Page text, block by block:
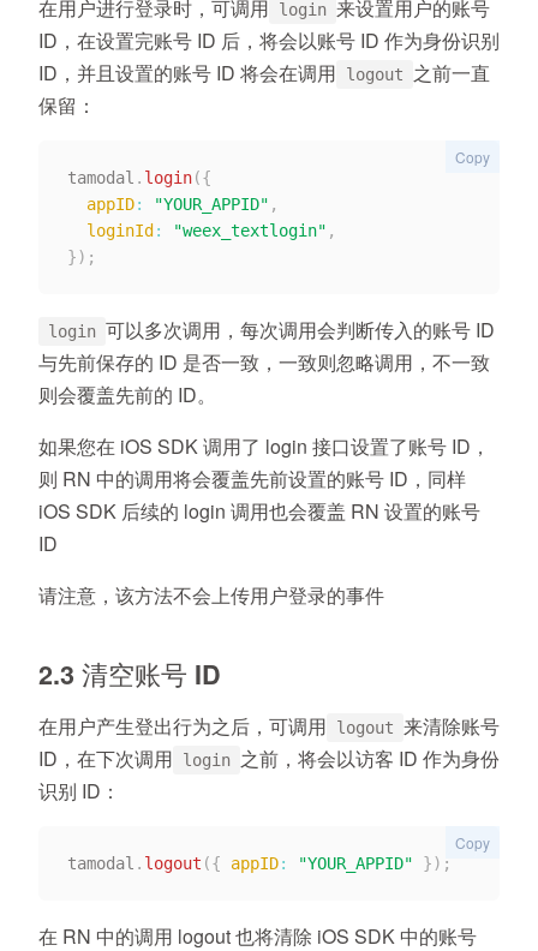
在用户进行登录时，可调用 login 来设置用户的账号
ID，在设置完账号 ID 后，将会以账号 ID 作为身份识别
ID，并且设置的账号 ID 将会在调用
logout
之前一直
保留：
tamodal . login({
appID: "YOUR_APPID" ,
loginId: "weex_textlogin" ,
}) ;
Copy
login 可以多次调用，每次调用会判断传入的账号 ID
与先前保存的 ID 是否一致，一致则忽略调用，不一致
则会覆盖先前的 ID。
如果您在 iOS SDK 调用了 login 接口设置了账号 ID，
则 RN 中的调用将会覆盖先前设置的账号 ID，同样
iOS SDK 后续的 login 调用也会覆盖 RN 设置的账号
ID
请注意，该方法不会上传用户登录的事件
2.3 清空账号 ID
在用户产生登出行为之后，可调用 logout 来清除账号
ID，在下次调用
login 之前，将会以访客 ID 作为身份
识别 ID：
tamodal . logout ({ appID: "YOUR_APPID" }) ;
Copy
在 RN 中的调用 logout 也将清除 iOS SDK 中的账号